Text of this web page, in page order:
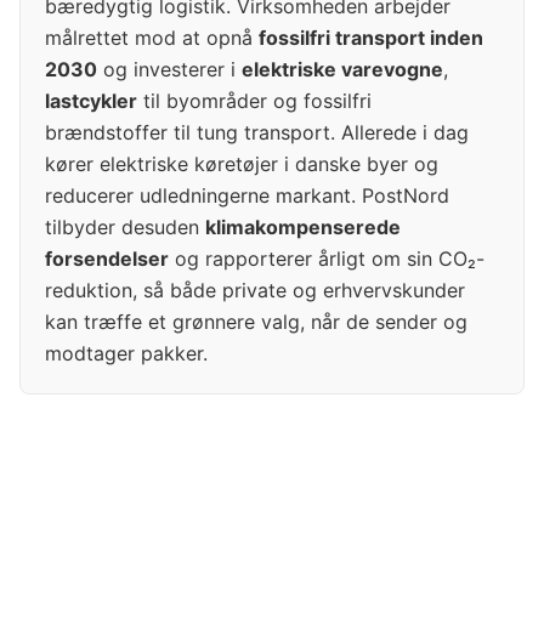
bæredygtig logistik. Virksomheden arbejder
målrettet mod at opnå fossilfri transport inden
2030 og investerer i elektriske varevogne,
lastcykler til byområder og fossilfri
brændstoffer til tung transport. Allerede i dag
kører elektriske køretøjer i danske byer og
reducerer udledningerne markant. PostNord
tilbyder desuden klimakompenserede
forsendelser og rapporterer årligt om sin CO₂-
reduktion, så både private og erhvervskunder
kan træffe et grønnere valg, når de sender og
modtager pakker.